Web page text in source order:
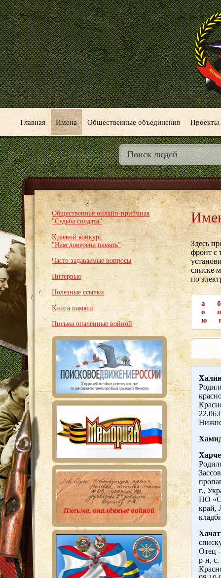
Главная Имена Общественные объединения Проекты
Общественная онлайн-приёмная
"Судьба солдата"
Краевой конкурс
"Нам доверена память"
Часто задаваемые вопросы
Интервью
Полезные ссылки
Книга памяти
Письма опалённые войной
Здесь
фронт с
списке
по
а
б
о
п
ю
г.,
ПО
край,
Отец
р-н,